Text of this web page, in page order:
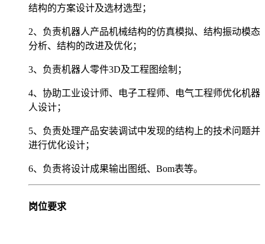
结构的方案设计及选材选型；
2、负责机器人产品机械结构的仿真模拟、结构振动模态
分析、结构的改进及优化；
3、负责机器人零件3D及工程图绘制；
4、协助工业设计师、电子工程师、电气工程师优化机器
人设计；
5、负责处理产品安装调试中发现的结构上的技术问题并
进行优化设计；
6、负责将设计成果输出图纸、Bom表等。
岗位要求